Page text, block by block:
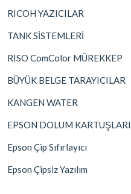
RICOH YAZICILAR
TANK SİSTEMLERİ
RISO ComColor MÜREKKEP
BÜYÜK BELGE TARAYICILAR
KANGEN WATER
EPSON DOLUM KARTUŞLARI
Epson Çip Sıfırlayıcı
Epson Çipsiz Yazılım